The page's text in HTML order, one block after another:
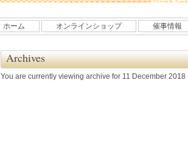
ホーム オンラインショップ 催事情報
Archives
You are currently viewing archive for 11 December 2018